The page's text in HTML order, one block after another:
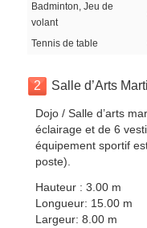
Badminton, Jeu de
volant
Tennis de table
2 Salle d’Arts
Dojo / Salle d’arts
éclairage et de 6
équipement sportif
poste).
Hauteur : 3.00 m
Longueur: 15.00 m
Largeur: 8.00 m